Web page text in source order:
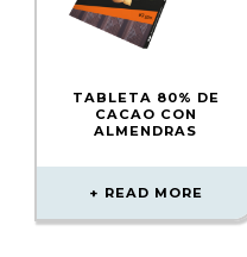
TABLETA 80% DE
CACAO CON
ALMENDRAS
READ MORE